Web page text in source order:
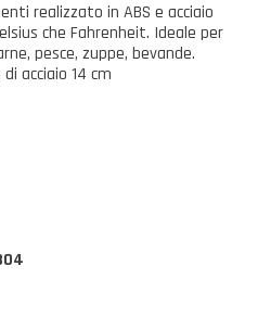
realizzato in ABS e acciaio
che Fahrenheit. Ideale per
pesce, zuppe, bevande.
acciaio 14 cm